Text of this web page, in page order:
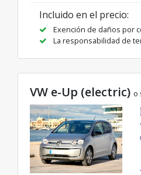
Incluido en el precio:
Exención de daños por
La responsabilidad de
VW e-Up (electric) o